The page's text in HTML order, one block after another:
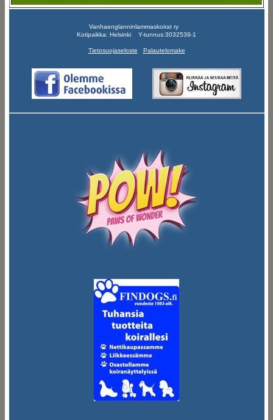
Vanhaenglanninlammaskoirat ry
Kotipaikka: Helsinki Y-tunnus:3032539-1
Tietosuojaseloste Palautelomake